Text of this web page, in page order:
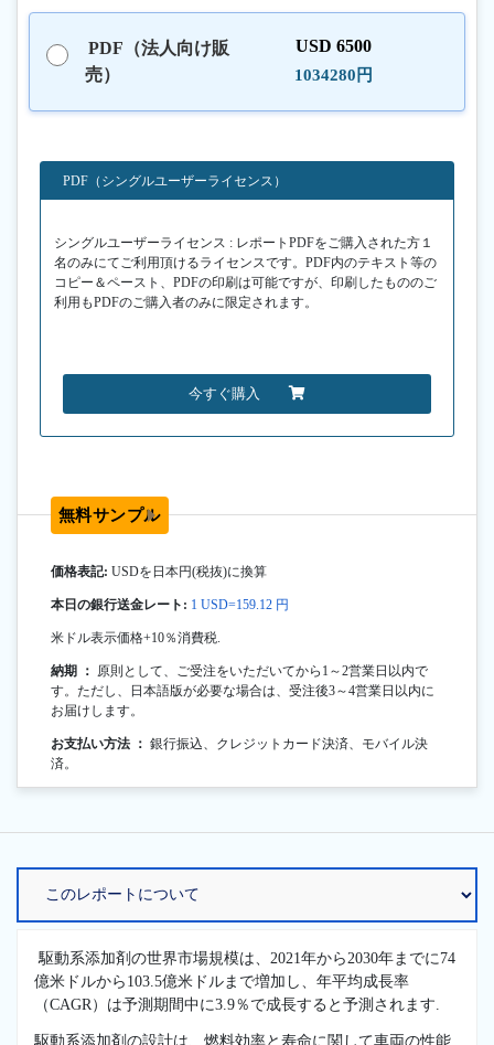
PDF（法人向け販
売）
USD 6500
1034280円
PDF（シングルユーザーライセンス）
シングルユーザーライセンス : レポートPDFをご購入された方１
名のみにてご利用頂けるライセンスです。PDF内のテキスト等の
コピー＆ペースト、PDFの印刷は可能ですが、印刷したもののご
利用もPDFのご購入者のみに限定されます。
今すぐ購入
無料サンプル
価格表記: USDを日本円(税抜)に換算
本日の銀行送金レート: 1 USD=159.12 円
米ドル表示価格+10％消費税.
納期 ： 原則として、ご受注をいただいてから1～2営業日以内で
す。ただし、日本語版が必要な場合は、受注後3～4営業日以内に
お届けします。
お支払い方法 ： 銀行振込、クレジットカード決済、モバイル決
済。
駆動系添加剤の世界市場規模は、2021年から2030年までに74
億米ドルから103.5億米ドルまで増加し、年平均成長率
（CAGR）は予測期間中に3.9％で成長すると予測されます.
駆動系添加剤の設計は、燃料効率と寿命に関して車両の性能